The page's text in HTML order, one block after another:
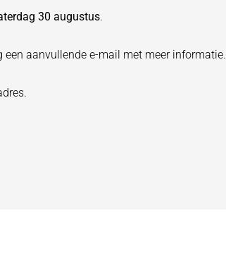
30 augustus.
een aanvullende e-mail met meer informatie.